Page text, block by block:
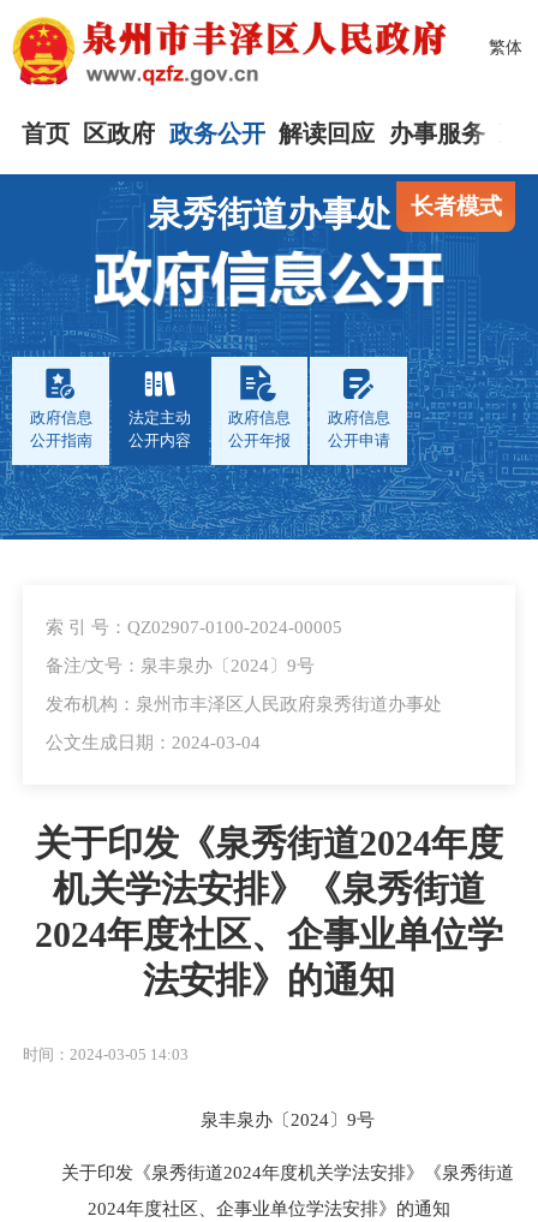
繁体
首页 区政府 政务公开 解读回应 办事服务
长者模式
泉秀街道办事处
政府信息
公开指南
法定主动
公开内容
政府信息
公开年报
政府信息
公开申请
索 引 号：QZ02907-0100-2024-00005
备注/文号：泉丰泉办〔2024〕9号
发布机构：泉州市丰泽区人民政府泉秀街道办事处
公文生成日期：2024-03-04
关于印发《泉秀街道2024年度
机关学法安排》《泉秀街道
2024年度社区、企事业单位学
法安排》的通知
时间：2024-03-05 14:03
泉丰泉办〔2024〕9号
关于印发《泉秀街道2024年度机关学法安排》《泉秀街道
2024年度社区、企事业单位学法安排》的通知